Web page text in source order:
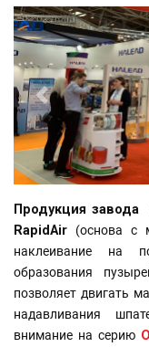
назад
Продукция завода
RapidAir (основа с
наклеивание на
образования
позволяет двигать
надавливания
внимание на серию